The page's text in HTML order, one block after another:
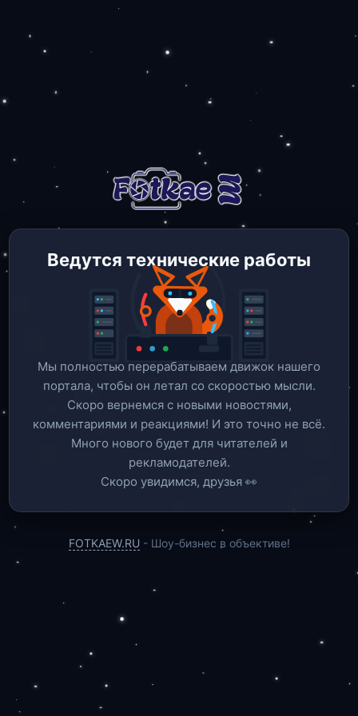
Ведутся технические работы
Мы полностью перерабатываем движок нашего
портала, чтобы он летал со скоростью мысли.
Скоро вернемся c новыми новостями,
комментариями и реакциями! И это точно не всё.
Много нового будет для читателей и
рекламодателей.
Скоро увидимся, друзья 👀
FOTKAEW.RU - Шоу-бизнес в объективе!